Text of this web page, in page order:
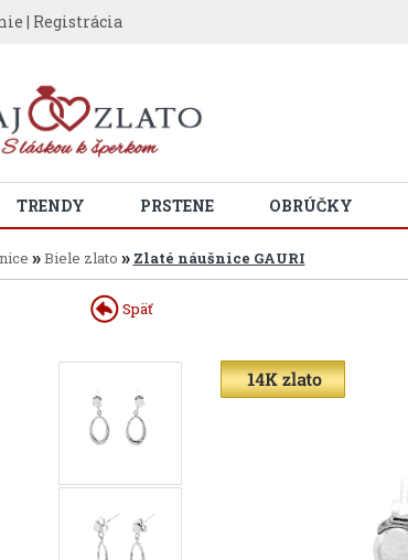
| Registrácia
TRENDY PRSTENE OBRÚČKY
»Biele zlato » Zlaté náušnice GAURI
Späť